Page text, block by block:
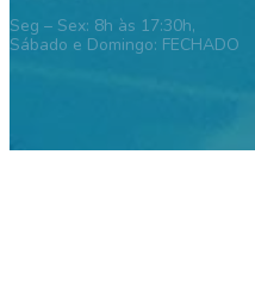
Seg – Sex: 8h às 17:30h,
Sábado e Domingo: FECHADO